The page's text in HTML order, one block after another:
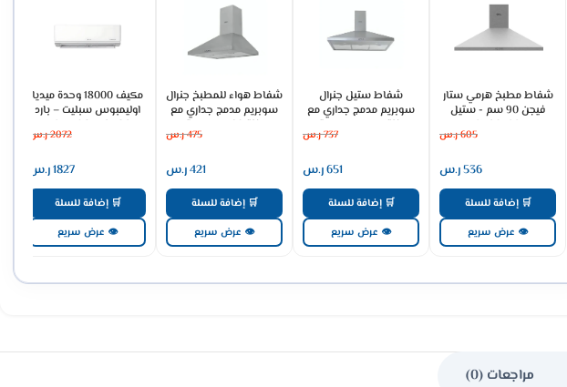
شفاط مطبخ هرمي ستار
فيجن 90 سم - ستيل
SV90PSS
605ر.س
536ر.س
🛒 إضافة للسلة
👁 عرض سريع
شفاط ستيل جنرال
سوبريم مدمج جداري مع
مدخنة 3 سرعات - ستيل
GSCH90FS
737ر.س
651ر.س
🛒 إضافة للسلة
👁 عرض سريع
شفاط هواء للمطبخ جنرال
سوبريم مدمج جداري مع
مدخنة 60 سم - ستيل
GSCH60FS
475ر.س
421ر.س
🛒 إضافة للسلة
👁 عرض سريع
مكيف 18000 وحدة ميديا
اوليمبوس سبليت – بارد
MSTL18CRN2AG2
2072ر.س
1827ر.س
🛒 إضافة للسلة
👁 عرض سريع
مراجعات (0)